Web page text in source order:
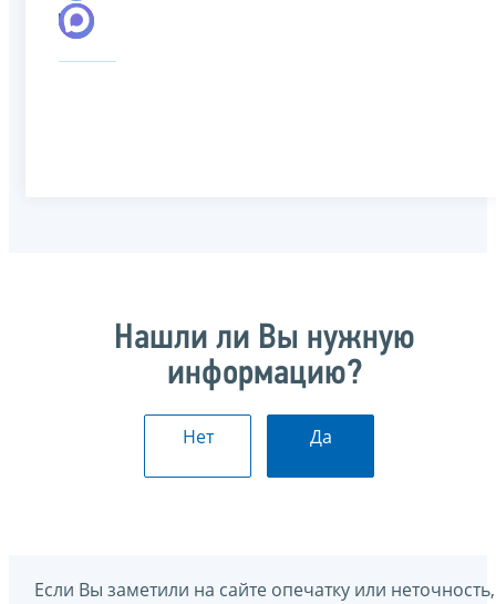
Нашли ли Вы нужную
информацию?
Нет Да
Если Вы заметили на сайте опечатку или неточность,